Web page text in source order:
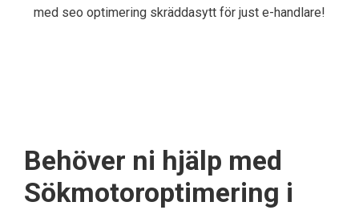
med seo optimering skräddasytt för just e-handlare!
Behöver ni hjälp med
Sökmotoroptimering i